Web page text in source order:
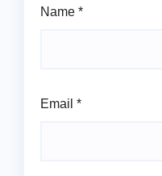
Name *
Email *